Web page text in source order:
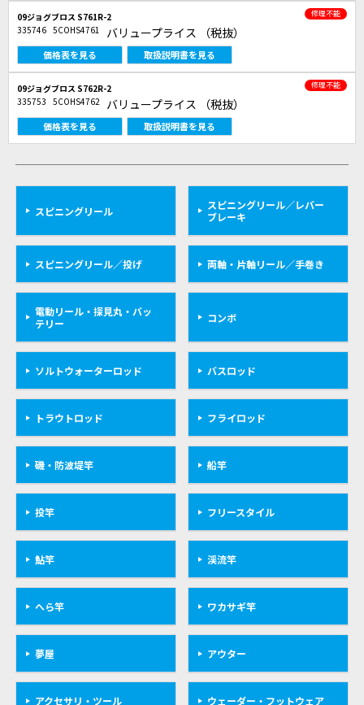
09ジョグブロス S761R-2 修理不能
335746 5COHS4761 バリュープライス （税抜）
価格表を見る 取扱説明書を見る
09ジョグブロス S762R-2 修理不能
335753 5COHS4762 バリュープライス （税抜）
価格表を見る 取扱説明書を見る
スピニングリール
スピニングリール／レバー
ブレーキ
スピニングリール／投げ 両軸・片軸リール／手巻き
電動リール・探見丸・バッ
テリー
コンボ
ソルトウォーターロッド バスロッド
トラウトロッド フライロッド
磯・防波堤竿 船竿
投竿 フリースタイル
鮎竿 渓流竿
へら竿 ワカサギ竿
夢屋 アウター
アクセサリ・ツール ウェーダー・フットウェア